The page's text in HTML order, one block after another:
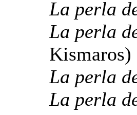
La perla
La perla
Kismaros)
La perla
La perla